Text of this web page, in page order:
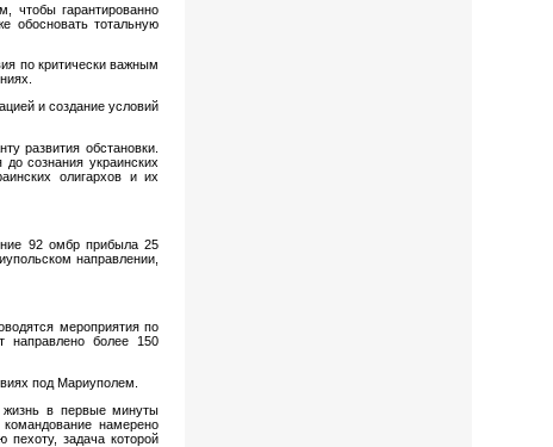
чтобы гарантированно
обосновать тотальную
по критически важным
и создание условий
развития обстановки.
сознания украинских
олигархов и их
92 омбр прибыла 25
направлении,
мероприятия по
более 150
под Мариуполем.
в первые минуты
намерено
задача которой